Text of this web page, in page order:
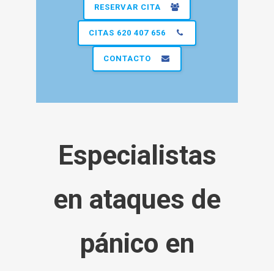
RESERVAR CITA
CITAS 620 407 656
CONTACTO
Especialistas
en ataques de
pánico en